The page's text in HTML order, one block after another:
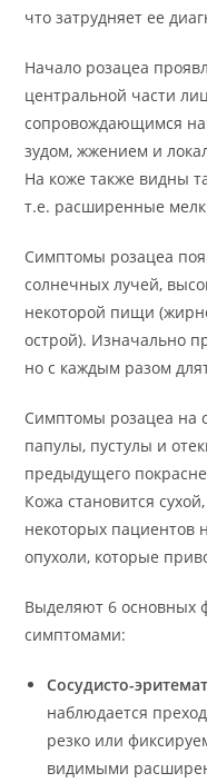
что затрудняет ее
Начало розацеа
центральной части
сопровождающимся
зудом, жжением и
На коже также видны
т.е. расширенные
Симптомы розацеа
солнечных лучей,
некоторой пищи
острой). Изначально
но с каждым разом
Симптомы розацеа на
папулы, пустулы и
предыдущего
Кожа становится
некоторых пациентов
опухоли, которые
Выделяют 6 основных
симптомами:
Сосудисто-
наблюдается
резко или
видимыми